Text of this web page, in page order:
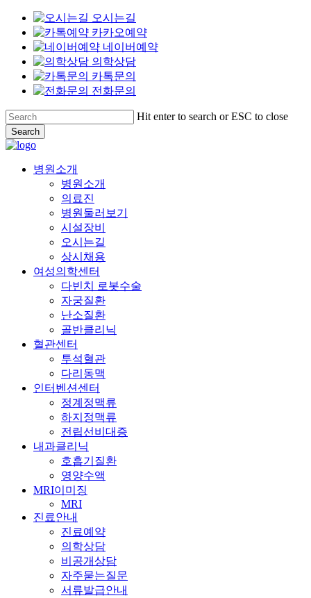
오시는길
카카오예약
네이버예약
의학상담
카톡문의
전화문의
Skip
to
main
content
Hit enter to search or ESC to close
Search
Close
Menu
병원소개
병원소개
의료진
병원둘러보기
시설장비
오시는길
상시채용
여성의학센터
다빈치 로봇수술
자궁질환
난소질환
골반클리닉
혈관센터
투석혈관
다리동맥
인터벤션센터
정계정맥류
하지정맥류
전립선비대증
내과클리닉
호흡기질환
영양수액
MRI이미징
MRI
진료안내
진료예약
의학상담
비공개상담
자주묻는질문
서류발급안내